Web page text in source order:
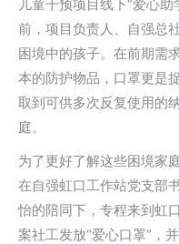
儿童干预项目线下“爱心
前，项目负责人、自强总
困境中的孩子。在前期需
本的防护物品，口罩更是
取到可供多次反复使用的
庭。
为了更好了解这些困境家
在自强虹口工作站党支部
怡的陪同下，专程来到虹
案社工发放“爱心口罩”，